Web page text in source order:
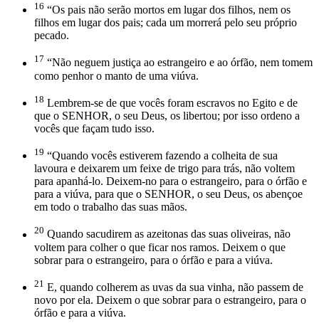
16 “Os pais não serão mortos em lugar dos filhos, nem os
filhos em lugar dos pais; cada um morrerá pelo seu próprio
pecado.
17 “Não neguem justiça ao estrangeiro e ao órfão, nem tomem
como penhor o manto de uma viúva.
18 Lembrem-se de que vocês foram escravos no Egito e de
que o SENHOR, o seu Deus, os libertou; por isso ordeno a
vocês que façam tudo isso.
19 “Quando vocês estiverem fazendo a colheita de sua
lavoura e deixarem um feixe de trigo para trás, não voltem
para apanhá-lo. Deixem-no para o estrangeiro, para o órfão e
para a viúva, para que o SENHOR, o seu Deus, os abençoe
em todo o trabalho das suas mãos.
20 Quando sacudirem as azeitonas das suas oliveiras, não
voltem para colher o que ficar nos ramos. Deixem o que
sobrar para o estrangeiro, para o órfão e para a viúva.
21 E, quando colherem as uvas da sua vinha, não passem de
novo por ela. Deixem o que sobrar para o estrangeiro, para o
órfão e para a viúva.